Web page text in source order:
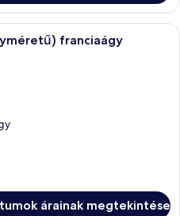
Egy szállodai szoba két ággyal,
franciaágy
árainak megtekintése